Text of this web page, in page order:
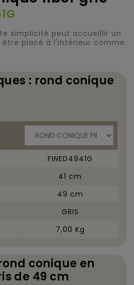
simplicité peut accueillir un
être placé à l'intérieur comme
: rond conique
FINED4941G
41 cm
49 cm
GRIS
7,00 Kg
conique en
de 49 cm